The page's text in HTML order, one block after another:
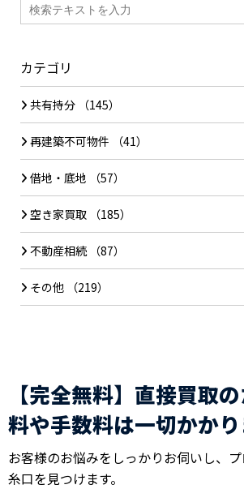
カテゴリ
共有持分 （145）
再建築不可物件 （41）
借地・底地 （57）
空き家買取 （185）
不動産相続（87）
その他 （219）
【完全無料】直接買取
料や手数料は一切かかり
お客様のお悩みをしっかりお伺いし、
糸口を見つけます。